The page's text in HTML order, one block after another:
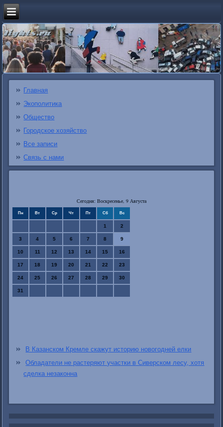
Главная
Экополитика
Общество
Городское хозяйство
Все записи
Связь с нами
Сегодня: Воскресенье, 9 Августа
Пн Вт Ср Чт Пт Сб Вс
1 2
3 4 5 6 7 8 9
10 11 12 13 14 15 16
17 18 19 20 21 22 23
24 25 26 27 28 29 30
31
В Казанском Кремле скажут историю новогодней елки
Обладатели не растеряют участки в Сиверском лесу, хотя
сделка незаконна